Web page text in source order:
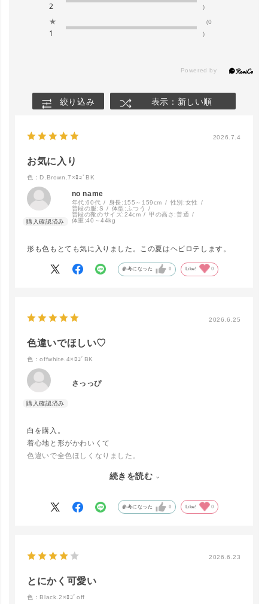
カラー／サイズ
×ﾛｺﾞBK
▲ 残りわずか
2
)
★
1
(0
)
絞り込み 表示：新しい順
2026.7.4
お気に入り
色：D.Brown.7×ﾛｺﾞBK
no name
年代:60代 身長: 155～159cm 性別:女性
普段の服:S 体型: ふつう
普段の靴のサイズ:24cm 甲の高さ:普通
体重:40～44kg
形も色もとても気に入りました。この夏はヘビロテします。
参考になった 0 Like! 0
2026.6.25
色違いでほしい♡
色：offwhite.4×ﾛｺﾞBK
さっっぴ
白を購入。
着心地と形がかわいくて
色違いで全色ほしくなりました。
生地もサラサラしていて続きを読む
参考になった 0 Like! 0
2026.6.23
とにかく可愛い
色：Black.2×ﾛｺﾞoff